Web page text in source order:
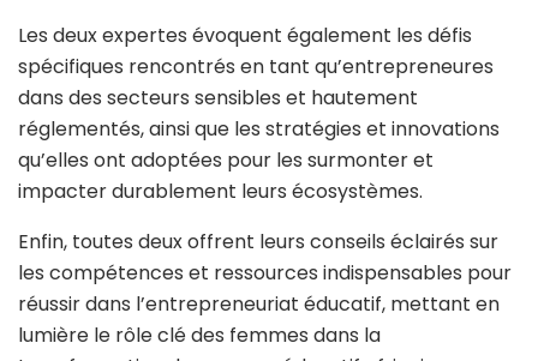
Les deux expertes évoquent également les défis
spécifiques rencontrés en tant qu’entrepreneures
dans des secteurs sensibles et hautement
réglementés, ainsi que les stratégies et innovations
qu’elles ont adoptées pour les surmonter et
impacter durablement leurs écosystèmes.
Enfin, toutes deux offrent leurs conseils éclairés sur
les compétences et ressources indispensables pour
réussir dans l’entrepreneuriat éducatif, mettant en
lumière le rôle clé des femmes dans la